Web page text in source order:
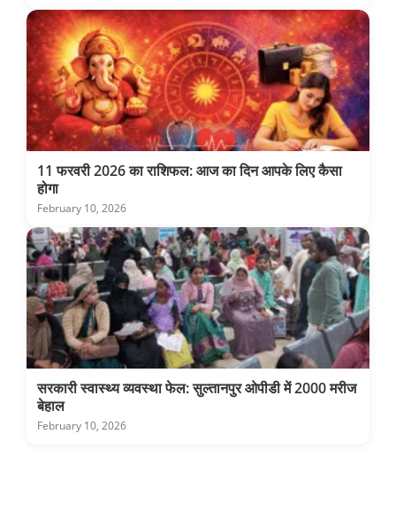
11 फरवरी 2026 का राशिफल: आज का दिन आपके लिए कैसा
होगा
February 10, 2026
सरकारी स्वास्थ्य व्यवस्था फेल: सुल्तानपुर ओपीडी में 2000 मरीज
बेहाल
February 10, 2026